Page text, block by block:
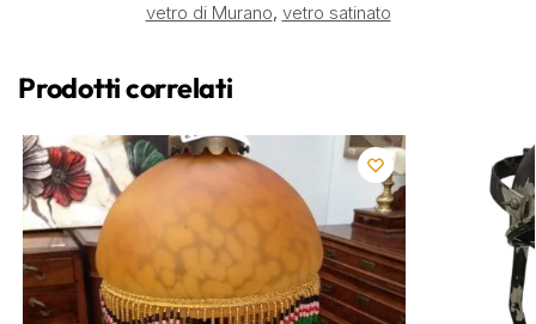
vetro di Murano, vetro satinato
Prodotti correlati